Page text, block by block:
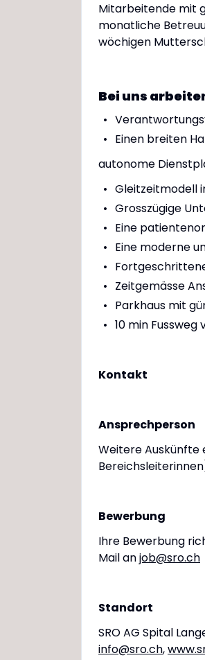
Mitarbeitende mit
monatliche
wöchigen
Bei uns
Einen breiten
autonome
Gleitzeitmodell
Grosszügige
Eine
Eine moderne
Zeitgemässe
Parkhaus mit
10 min
Kontakt
Ansprechperson
Weitere Auskünfte
Bewerbung
Ihre Bewerbung
Mail anjob@sro.ch
Standort
SRO AG Spital
info@sro.ch,